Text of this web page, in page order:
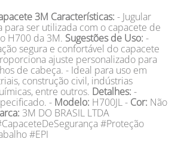
3M Características: - Jugular
para ser utilizada com o capacete de
H700 da 3M. Sugestões de Uso: -
segura e confortável do capacete
ajuste personalizado para
de cabeça. - Ideal para uso em
construção civil, indústrias
entre outros. Detalhes: -
- Modelo: H700JL - Cor: Não
3M DO BRASIL LTDA
#Proteção
#EPI